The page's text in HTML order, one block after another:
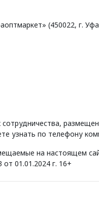
(450022, г.
узнать по телефону
на настоящем
01.01.2024 г. 16+
перспективный